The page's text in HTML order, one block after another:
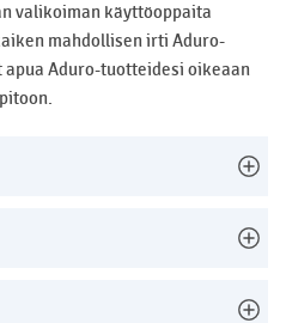
valikoiman käyttöoppaita
mahdollisen irti Aduro-
Aduro-tuotteidesi oikeaan